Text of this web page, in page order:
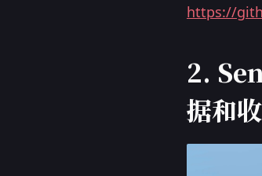
https://
2.
据和